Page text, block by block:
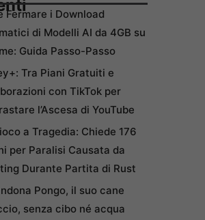
Fermare i Download
di Modelli AI da 4GB su
Guida Passo-Passo
Tra Piani Gratuiti e
con TikTok per
l’Ascesa di YouTube
a Tragedia: Chiede 176
per Paralisi Causata da
Durante Partita di Rust
Pongo, il suo cane
senza cibo né acqua